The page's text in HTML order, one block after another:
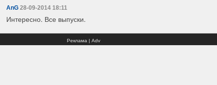
AnG 28-09-2014 18:11
Интересно. Все выпуски.
Реклама | Adv